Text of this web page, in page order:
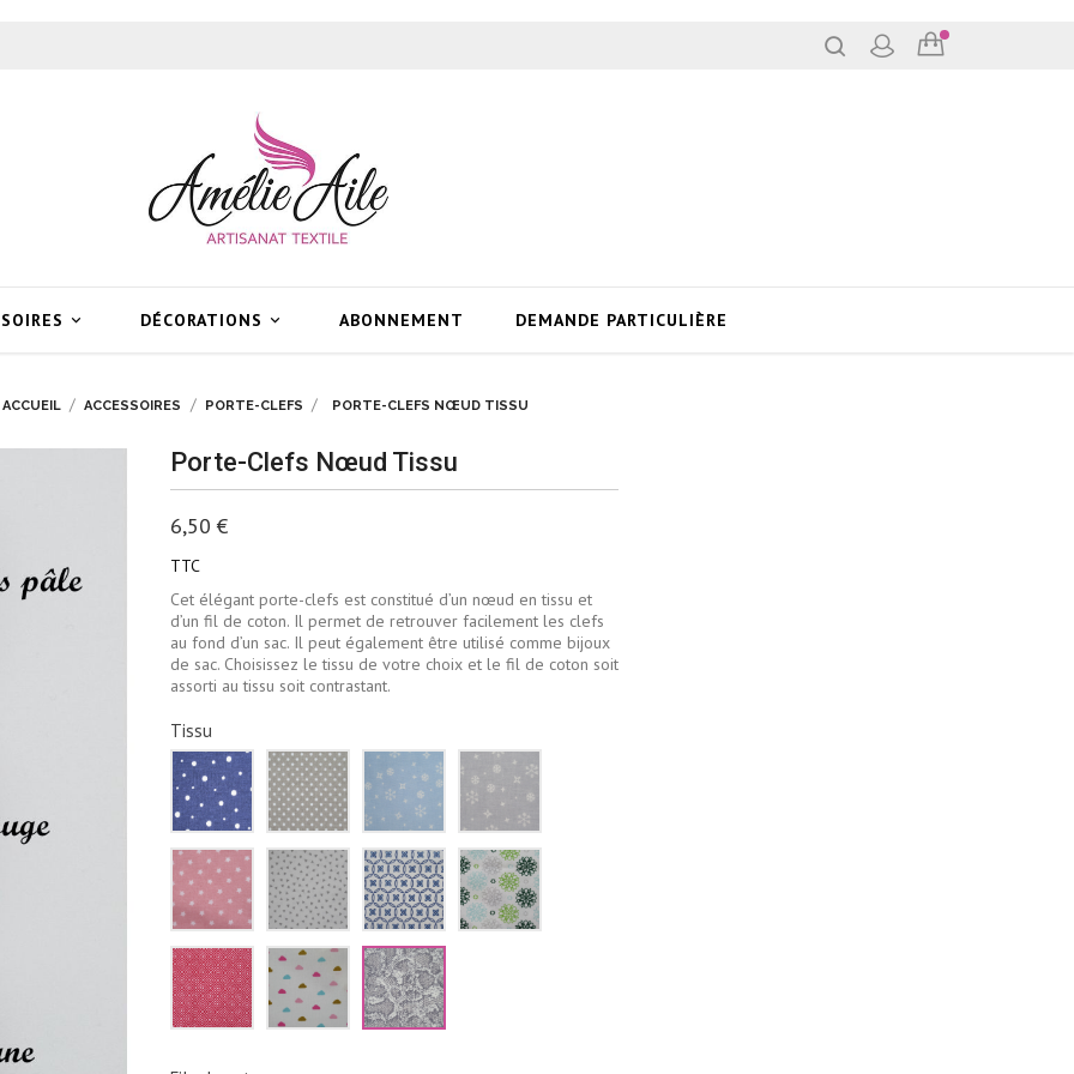
 
DÉCORATIONS ABONNEMENT DEMANDE PARTICULIÈRE
ACCUEIL ACCESSOIRES PORTE-CLEFS PORTE-CLEFS NŒUD TISSU
Porte-Clefs Nœud Tissu
6,50 €
TTC
Cet élégant porte-clefs est constitué d’un nœud en tissu et
d’un fil de coton. Il permet de retrouver facilement les clefs
au fond d’un sac. Il peut également être utilisé comme bijoux
de sac. Choisissez le tissu de votre choix et le fil de coton soit
assorti au tissu soit contrastant.
Tissu
Bleu
marine
pois
blancs
Beige
à
pois
blancs
Bleu
ciel
flocons
neige
blancs
blancs
Rose
pale
étoiles
blanches
Blanc
triangles
gris
Blanc
fleurs
bleu
marine
Blanc
fleur
et
Rouge
losanges
blancs
Blanc
nuages
roses
bleus
Serpent
gris